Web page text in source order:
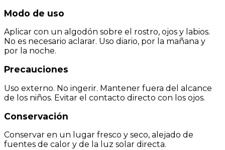
Modo de uso
Aplicar con un algodón sobre el rostro, ojos y labios.
No es necesario aclarar. Uso diario, por la mañana y
por la noche.
Precauciones
Uso externo. No ingerir. Mantener fuera del alcance
de los niños. Evitar el contacto directo con los ojos.
Conservación
Conservar en un lugar fresco y seco, alejado de
fuentes de calor y de la luz solar directa.